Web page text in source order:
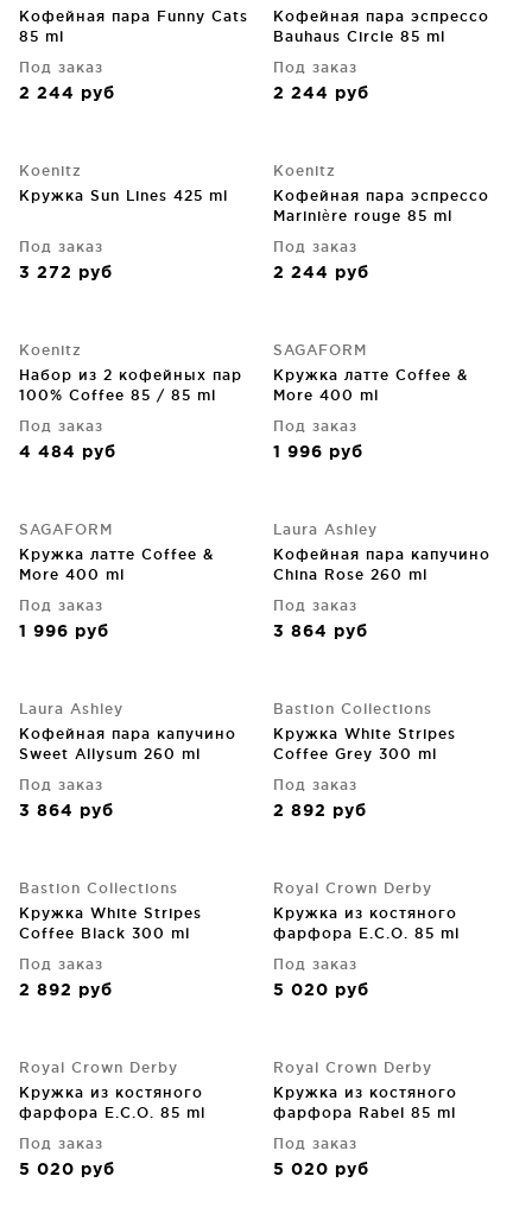
Кофейная пара Funny Cats
85 ml
Под заказ
2 244 руб
Кофейная пара эспрессо
Bauhaus Circle 85 ml
Под заказ
2 244 руб
Koenitz
Кружка Sun Lines 425 ml
Под заказ
3 272 руб
Koenitz
Кофейная пара эспрессо
Marinière rouge 85 ml
Под заказ
2 244 руб
Koenitz
Набор из 2 кофейных пар
100% Coffee 85 / 85 ml
Под заказ
4 484 руб
SAGAFORM
Кружка латте Coffee &
More 400 ml
Под заказ
1 996 руб
SAGAFORM
Кружка латте Coffee &
More 400 ml
Под заказ
1 996 руб
Laura Ashley
Кофейная пара капучино
China Rose 260 ml
Под заказ
3 864 руб
Laura Ashley
Кофейная пара капучино
Sweet Allysum 260 ml
Под заказ
3 864 руб
Bastion Collections
Кружка White Stripes
Coffee Grey 300 ml
Под заказ
2 892 руб
Bastion Collections
Кружка White Stripes
Coffee Black 300 ml
Под заказ
2 892 руб
Royal Crown Derby
Кружка из костяного
фарфора E.C.O. 85 ml
Под заказ
5 020 руб
Royal Crown Derby
Кружка из костяного
фарфора E.C.O. 85 ml
Под заказ
5 020 руб
Royal Crown Derby
Кружка из костяного
фарфора Rabel 85 ml
Под заказ
5 020 руб